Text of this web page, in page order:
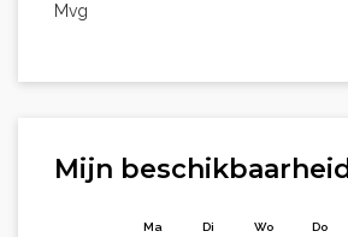
Mvg
Mijn beschikbaarheid
Ma Di Wo Do